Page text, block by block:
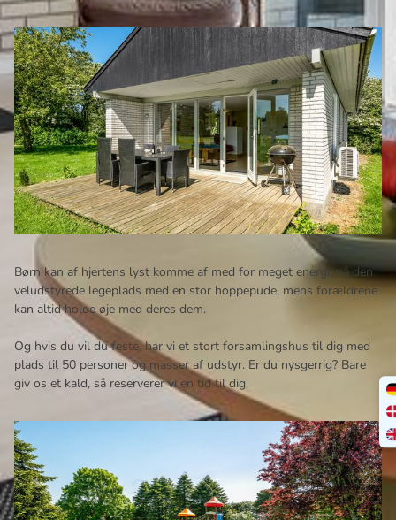
Børn kan af hjertens lyst komme af med for meget energi, på den
veludstyrede legeplads med en stor hoppepude, mens forældrene
kan altid holde øje med deres dem.
Og hvis du vil du feste, har vi et stort forsamlingshus til dig med
plads til 50 personer og masser af udstyr. Er du nysgerrig? Bare
giv os et kald, så reserverer vi en tid til dig.